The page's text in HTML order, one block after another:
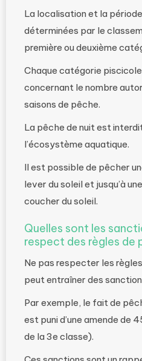
La localisation et la
déterminées par le
première ou deuxième
Chaque catégorie
concernant le nombre
saisons de pêche.
La pêche de nuit est
l’écosystème aquatique.
Il est possible de pêcher
lever du soleil et jusqu’à
coucher du soleil.
Quelles sont les
respect des règles de
Ne pas respecter les
peut entraîner des
Par exemple, le fait de
est puni d’une amende de
de la 3e classe).